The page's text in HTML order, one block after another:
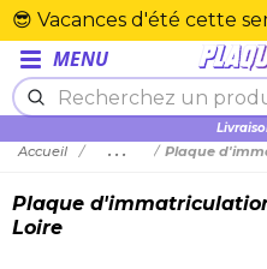
MENU
Accueil ... Plaque
Plaque
Loire